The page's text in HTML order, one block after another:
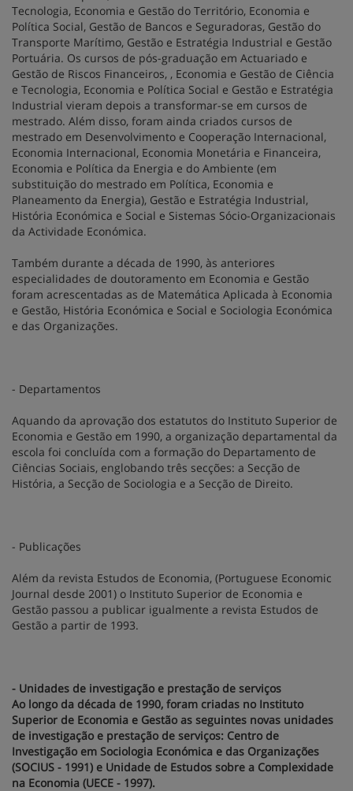
Tecnologia, Economia e Gestão do Território, Economia e
Política Social, Gestão de Bancos e Seguradoras, Gestão do
Transporte Marítimo, Gestão e Estratégia Industrial e Gestão
Portuária. Os cursos de pós-graduação em Actuariado e
Gestão de Riscos Financeiros, , Economia e Gestão de Ciência
e Tecnologia, Economia e Política Social e Gestão e Estratégia
Industrial vieram depois a transformar-se em cursos de
mestrado. Além disso, foram ainda criados cursos de
mestrado em Desenvolvimento e Cooperação Internacional,
Economia Internacional, Economia Monetária e Financeira,
Economia e Política da Energia e do Ambiente (em
substituição do mestrado em Política, Economia e
Planeamento da Energia), Gestão e Estratégia Industrial,
História Económica e Social e Sistemas Sócio-Organizacionais
da Actividade Económica.
Também durante a década de 1990, às anteriores
especialidades de doutoramento em Economia e Gestão
foram acrescentadas as de Matemática Aplicada à Economia
e Gestão, História Económica e Social e Sociologia Económica
e das Organizações.
- Departamentos
Aquando da aprovação dos estatutos do Instituto Superior de
Economia e Gestão em 1990, a organização departamental da
escola foi concluída com a formação do Departamento de
Ciências Sociais, englobando três secções: a Secção de
História, a Secção de Sociologia e a Secção de Direito.
- Publicações
Além da revista Estudos de Economia, (Portuguese Economic
Journal desde 2001) o Instituto Superior de Economia e
Gestão passou a publicar igualmente a revista Estudos de
Gestão a partir de 1993.
- Unidades de investigação e prestação de serviços
Ao longo da década de 1990, foram criadas no Instituto
Superior de Economia e Gestão as seguintes novas unidades
de investigação e prestação de serviços: Centro de
Investigação em Sociologia Económica e das Organizações
(SOCIUS - 1991) e Unidade de Estudos sobre a Complexidade
na Economia (UECE - 1997).